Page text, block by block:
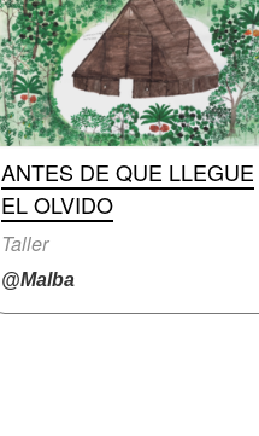
ANTES DE QUE LLEGUE
EL OLVIDO
Taller
@Malba